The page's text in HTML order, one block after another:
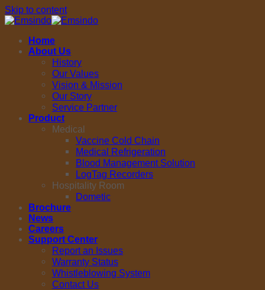
Skip to content
Home
About Us
History
Our Values
Vision & Mission
Our Story
Service Partner
Product
Medical
Vaccine Cold Chain
Medical Refrigeration
Blood Management Solution
LogTag Recorders
Hospitality Room
Dometic
Brochure
News
Careers
Support Center
Report an Issues
Warranty Status
Whistleblowing System
Contact Us